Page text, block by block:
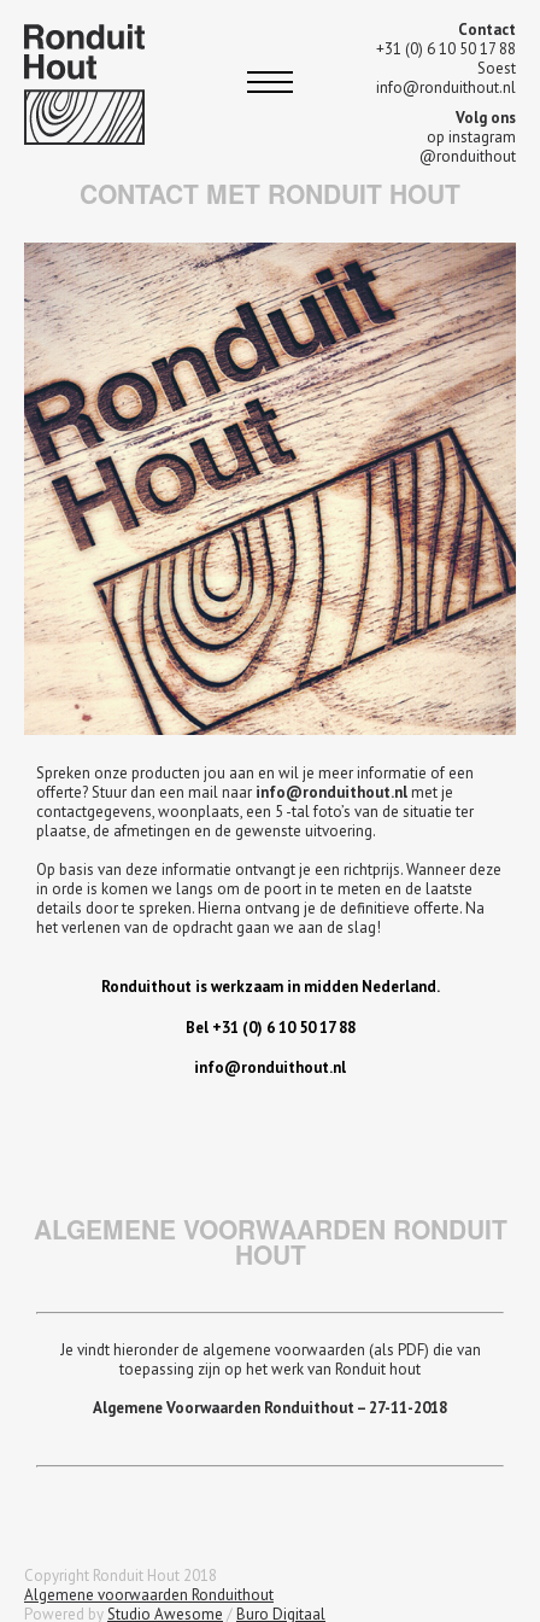
Contact
+31 (0) 6 10 50 17 88
Soest
info@ronduithout.nl
Volg ons
op instagram
@ronduithout
CONTACT MET RONDUIT HOUT
Spreken onze producten jou aan en wil je meer informatie of een
offerte? Stuur dan een mail naar info@ronduithout.nlmet je
contactgegevens, woonplaats, een 5 -tal foto’s van de situatie ter
plaatse, de afmetingen en de gewenste uitvoering.
Op basis van deze informatie ontvangt je een richtprijs. Wanneer deze
in orde is komen we langs om de poort in te meten en de laatste
details door te spreken. Hierna ontvang je de definitieve offerte. Na
het verlenen van de opdracht gaan we aan de slag!
Ronduithout is werkzaam in midden Nederland.
Bel +31 (0) 6 10 50 17 88
info@ronduithout.nl
ALGEMENE VOORWAARDEN RONDUIT
HOUT
Je vindt hieronder de algemene voorwaarden (als PDF) die van
toepassing zijn op het werk van Ronduit hout
Algemene Voorwaarden Ronduithout – 27-11-2018
Copyright Ronduit Hout 2018
Algemene voorwaarden Ronduithout
Powered byStudio Awesome /Buro Digitaal